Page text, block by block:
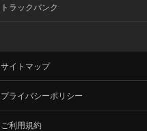
トラックバンク
サイトマップ
プライバシーポリシー
ご利用規約